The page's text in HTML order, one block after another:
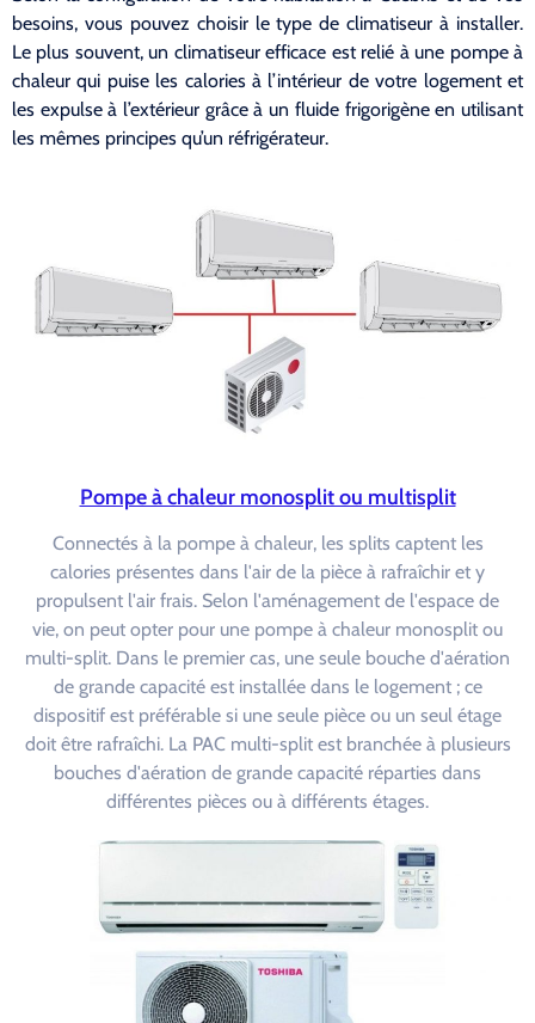
besoins, vous pouvez choisir le type de climatiseur à installer.
Le plus souvent, un climatiseur efficace est relié à une pompe à
chaleur qui puise les calories à l’intérieur de votre logement et
les expulse à l’extérieur grâce à un fluide frigorigène en utilisant
les mêmes principes qu’un réfrigérateur.
Pompe à chaleur monosplit ou multisplit
Connectés à la pompe à chaleur, les splits captent les
calories présentes dans l'air de la pièce à rafraîchir et y
propulsent l'air frais. Selon l'aménagement de l'espace de
vie, on peut opter pour une pompe à chaleur monosplit ou
multi-split. Dans le premier cas, une seule bouche d'aération
de grande capacité est installée dans le logement ; ce
dispositif est préférable si une seule pièce ou un seul étage
doit être rafraîchi. La PAC multi-split est branchée à plusieurs
bouches d'aération de grande capacité réparties dans
différentes pièces ou à différents étages.